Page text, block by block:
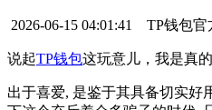
2026-06-15 04:01:41 TP钱包官
说起TP钱包这玩意儿，我是真的
出于喜爱, 是鉴于其具备切实好